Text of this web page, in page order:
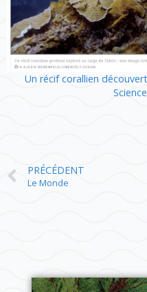
Un récif corallien
PRÉCÉDENT
Le Monde